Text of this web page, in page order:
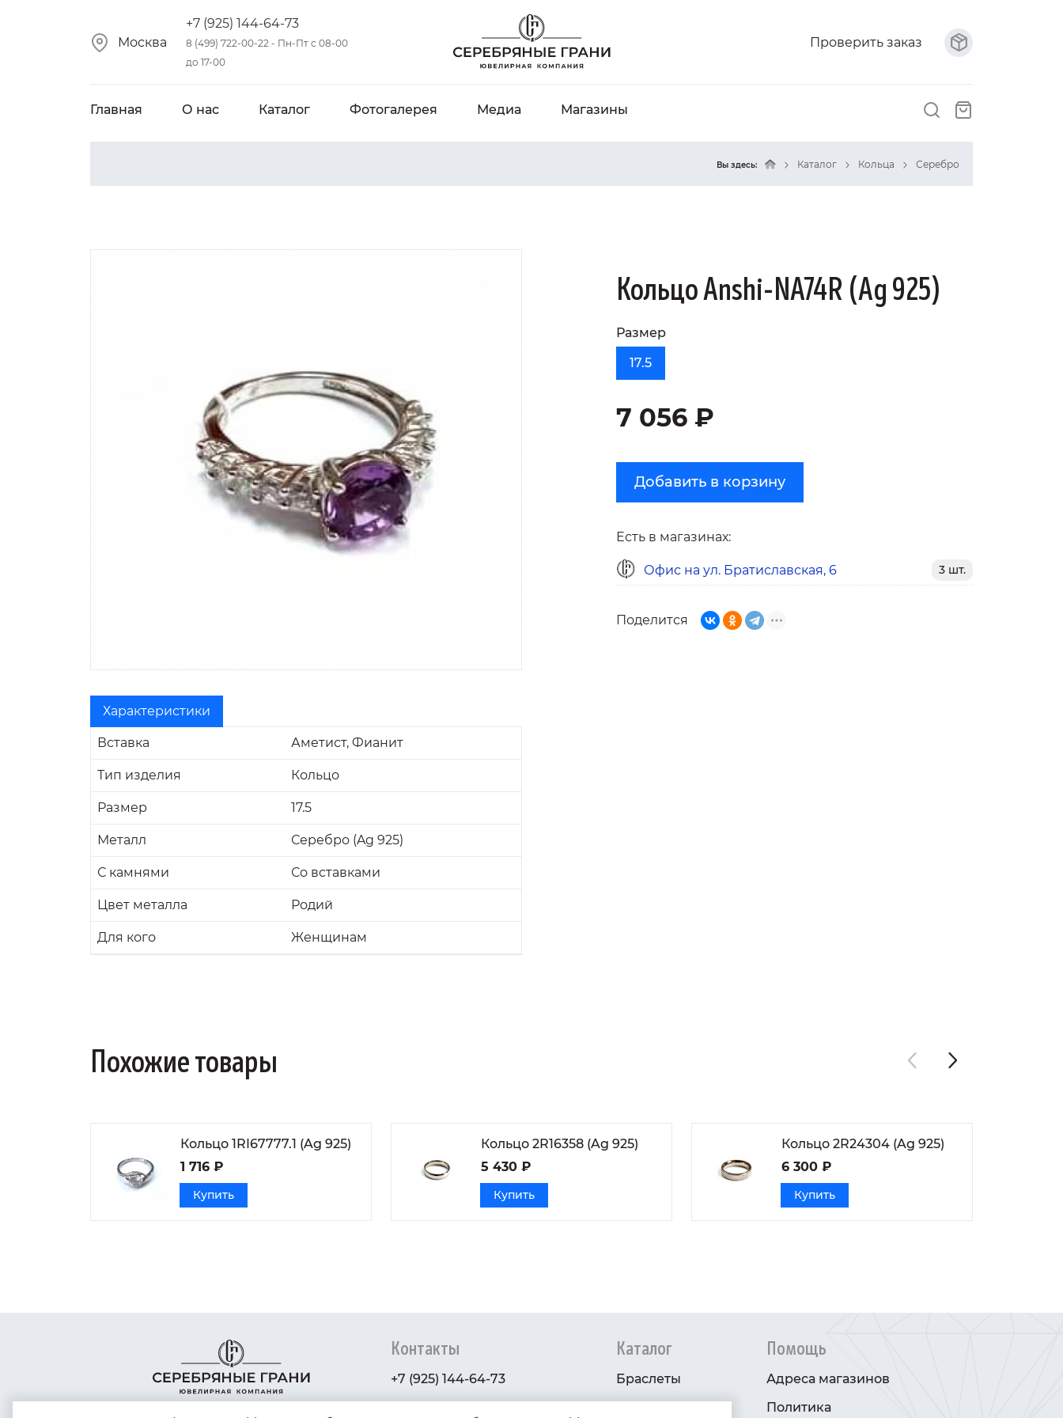
Москва
+7 (925) 144-64-73
8 (499) 722-00-22 - Пн-Пт с 08-00
до 17-00
Проверить заказ
Главная О нас Каталог Фотогалерея Медиа Магазины
Вы здесь: Каталог Кольца Серебро
Характеристики
Вставка Аметист, Фианит
Тип изделия Кольцо
Размер 17.5
Металл Серебро (Ag 925)
С камнями Со вставками
Цвет металла Родий
Для кого Женщинам
Кольцо Anshi-NA74R (Ag 925)
Размер
17.5
7 056 ₽
Добавить в корзину
Есть в магазинах:
Офис на ул. Братиславская, 6 3 шт.
Поделится
Похожие товары
Кольцо 1RI67777.1 (Ag 925)
1 716 ₽
Купить
Кольцо 2R16358 (Ag 925)
5 430 ₽
Купить
Кольцо 2R24304 (Ag 925)
6 300 ₽
Купить
Контакты
+7 (925) 144-64-73
Каталог
Браслеты
Помощь
Адреса магазинов
Политика